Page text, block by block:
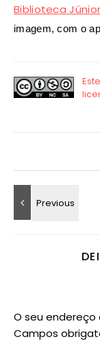
Biblioteca Júnior
imagem, com o
O seu endereço
Campos